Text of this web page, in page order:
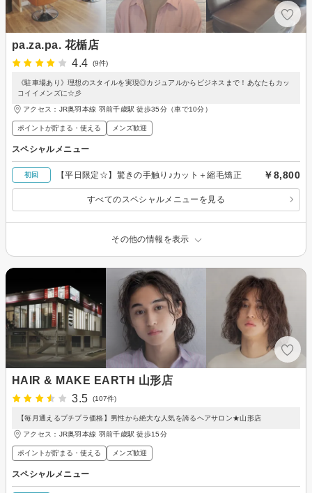
pa.za.pa. 花楯店
4.4
(9件)
《駐車場あり》理想のスタイルを実現◎カジュアルからビジネスまで！あなたもカッ
コイイメンズに☆彡
アクセス：JR奥羽本線 羽前千歳駅 徒歩35分（車で10分）
ポイントが貯まる・使える メンズ歓迎
スペシャルメニュー
初回 【平日限定☆】驚きの手触り♪カット＋縮毛矯正 ￥8,800
すべてのスペシャルメニューを見る
その他の情報を表示
HAIR & MAKE EARTH 山形店
3.5
(107件)
【毎月通えるプチプラ価格】男性から絶大な人気を誇るヘアサロン★山形店
アクセス：JR奥羽本線 羽前千歳駅 徒歩15分
ポイントが貯まる・使える メンズ歓迎
スペシャルメニュー